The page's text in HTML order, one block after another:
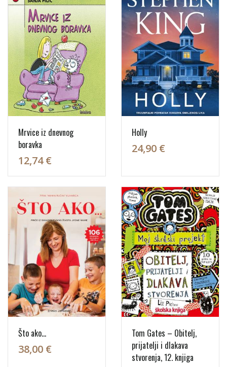
Mrvice iz dnevnog
boravka
12,74 €
Holly
24,90 €
Što ako...
38,00 €
Tom Gates – Obitelj,
prijatelji i dlakava
stvorenja, 12. knjiga